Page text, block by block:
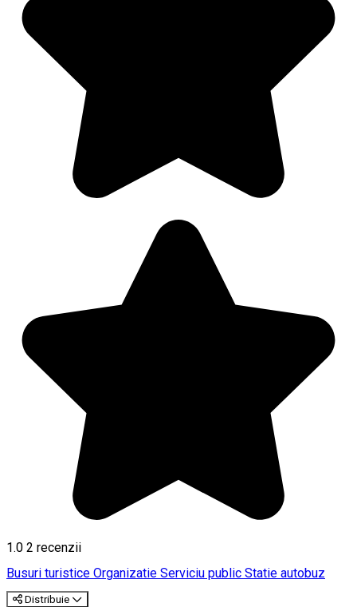
1.0 2 recenzii
Busuri turistice Organizatie Serviciu public Statie autobuz
Distribuie